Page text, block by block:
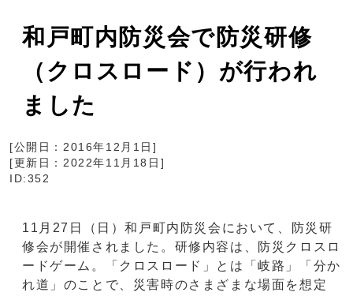
和戸町内防災会で防災研修
（クロスロード）が行われ
ました
[公開日： 2016年12月1日 ]
[更新日： 2022年11月18日 ]
ID:352
11月27日（日）和戸町内防災会において、防災研
修会が開催されました。研修内容は、防災クロスロ
ードゲーム。「クロスロード」とは「岐路」「分か
れ道」のことで、災害時のさまざまな場面を想定